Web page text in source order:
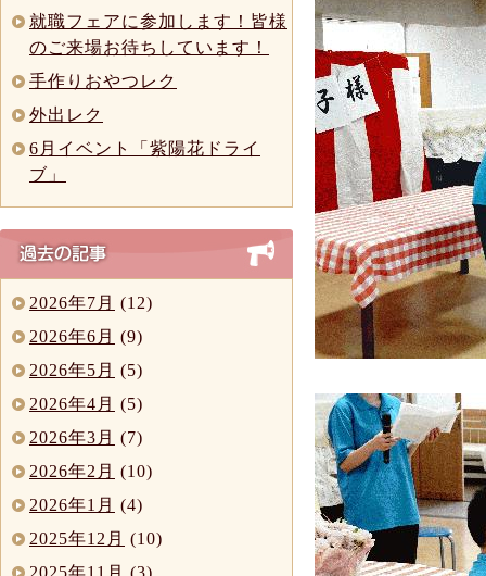
就職フェアに参加します！皆様
のご来場お待ちしています！
手作りおやつレク
外出レク
6月イベント「紫陽花ドライ
ブ」
2026年7月 (12)
2026年6月 (9)
2026年5月 (5)
2026年4月 (5)
2026年3月 (7)
2026年2月 (10)
2026年1月 (4)
2025年12月 (10)
2025年11月 (3)